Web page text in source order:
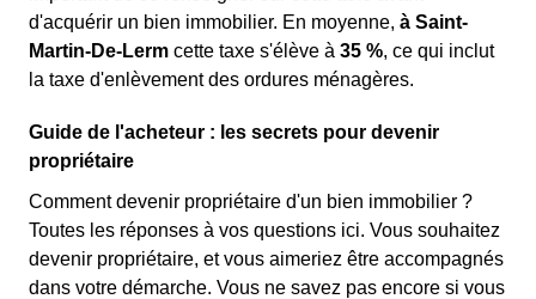
d'acquérir un bien immobilier. En moyenne, à Saint-
Martin-De-Lerm cette taxe s'élève à 35 %, ce qui inclut
la taxe d'enlèvement des ordures ménagères.
Guide de l'acheteur : les secrets pour devenir
propriétaire
Comment devenir propriétaire d'un bien immobilier ?
Toutes les réponses à vos questions ici. Vous souhaitez
devenir propriétaire, et vous aimeriez être accompagnés
dans votre démarche. Vous ne savez pas encore si vous